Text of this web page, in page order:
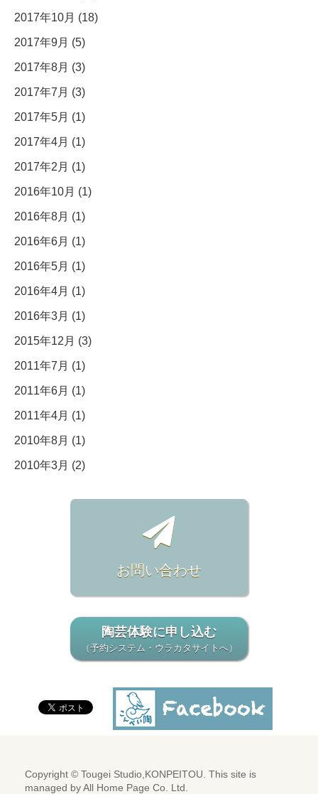
2017年10月 (18)
2017年9月 (5)
2017年8月 (3)
2017年7月 (3)
2017年5月 (1)
2017年4月 (1)
2017年2月 (1)
2016年10月 (1)
2016年8月 (1)
2016年6月 (1)
2016年5月 (1)
2016年4月 (1)
2016年3月 (1)
2015年12月 (3)
2011年7月 (1)
2011年6月 (1)
2011年4月 (1)
2010年8月 (1)
2010年3月 (2)
お問い合わせ
陶芸体験に申し込む
（予約システム・ウラカタサイトへ）
Copyright © Tougei Studio,KONPEITOU. This site is
managed by All Home Page Co. Ltd.